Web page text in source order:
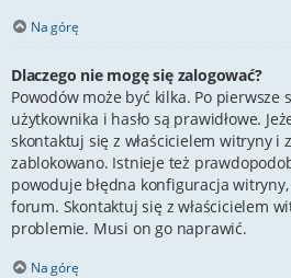
Na górę
Dlaczego nie mogę się zalogować?
Powodów może być kilka. Po pierwsze
użytkownika i hasło są prawidłowe.
skontaktuj się z właścicielem witryny i
zablokowano. Istnieje też
powoduje błędna konfiguracja
forum. Skontaktuj się z właścicielem
problemie. Musi on go naprawić.
Na górę